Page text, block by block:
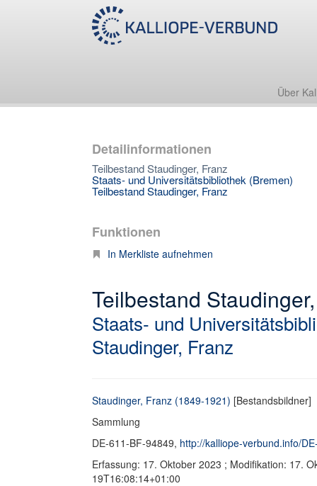
Über
Detailinformationen
Teilbestand Staudinger, Franz
Staats- und Universitätsbibliothek (Bremen)
Teilbestand Staudinger, Franz
Funktionen
In Merkliste aufnehmen
Teilbestand
Staats- und
Staudinger, Franz
Staudinger, Franz (1849-1921) [Bestandsbildner]
Sammlung
DE-611-BF-94849, http://kalliope-verbund.info/
Erfassung: 17. Oktober 2023 ; Modifikation: 17.
19T16:08:14+01:00